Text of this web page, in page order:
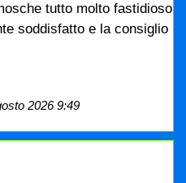
tutto molto fastidioso
soddisfatto e la consiglio
2026 9:49